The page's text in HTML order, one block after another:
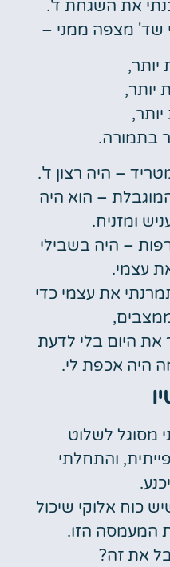
את השגחת ד'.
שד' מצפה ממני –
יותר,
יותר,
בתמורה.
– היה רצון ד'.
– הוא היה
ומזניח.
– היה בשבילי
עצמי.
את עצמי כדי
את היום בלי לדעת
היה אכפת לי.
מסוגל לשלוט
והתחלתי
כוח אלוקי שיכול
המעמסה הזו.
את זה?